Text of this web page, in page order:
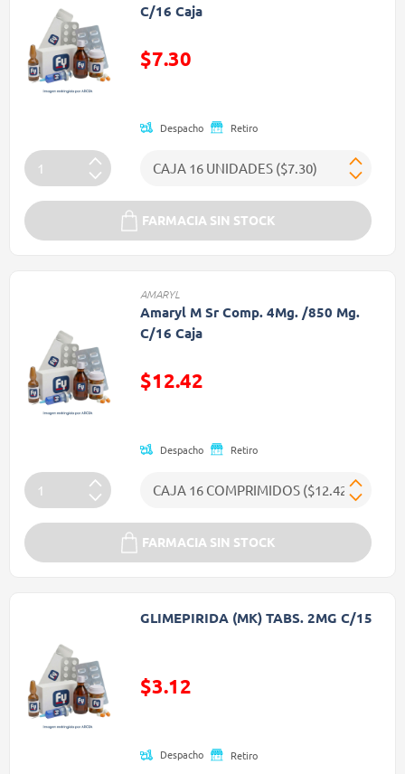
C/16 Caja
$7.30
Despacho Retiro
FARMACIA SIN STOCK
AMARYL
Amaryl M Sr Comp. 4Mg. /850 Mg.
C/16 Caja
$12.42
Despacho Retiro
FARMACIA SIN STOCK
GLIMEPIRIDA (MK) TABS. 2MG C/15
$3.12
Despacho Retiro